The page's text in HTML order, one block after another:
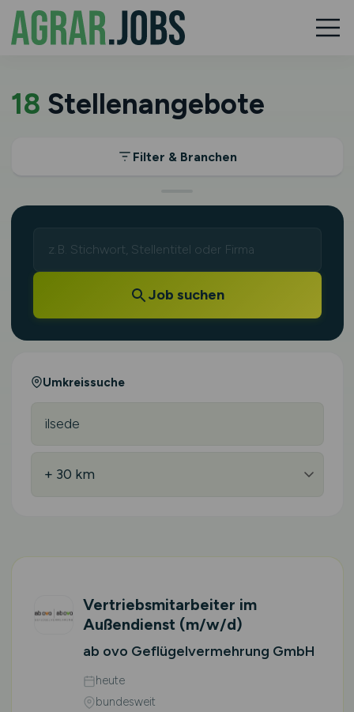
18 Stellenangebote
Filter & Branchen
Job suchen
Umkreissuche
Vertriebsmitarbeiter im
Außendienst (m/w/d)
ab ovo Geflügelvermehrung GmbH
heute
bundesweit